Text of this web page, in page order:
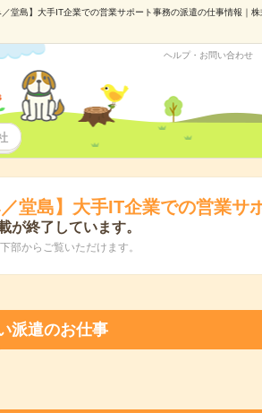
堂島】大手IT企業での営業サポート事務の派遣の仕事情報｜
ヘルプ・お問い合わせ
堂島】大手IT企業での営業サ
が終了しています。
部からご覧いただけます。
派遣のお仕事